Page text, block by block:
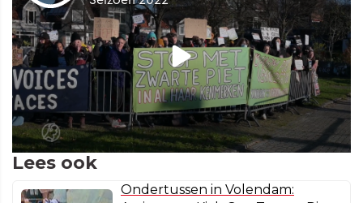
Lees ook
Ondertussen in Volendam: